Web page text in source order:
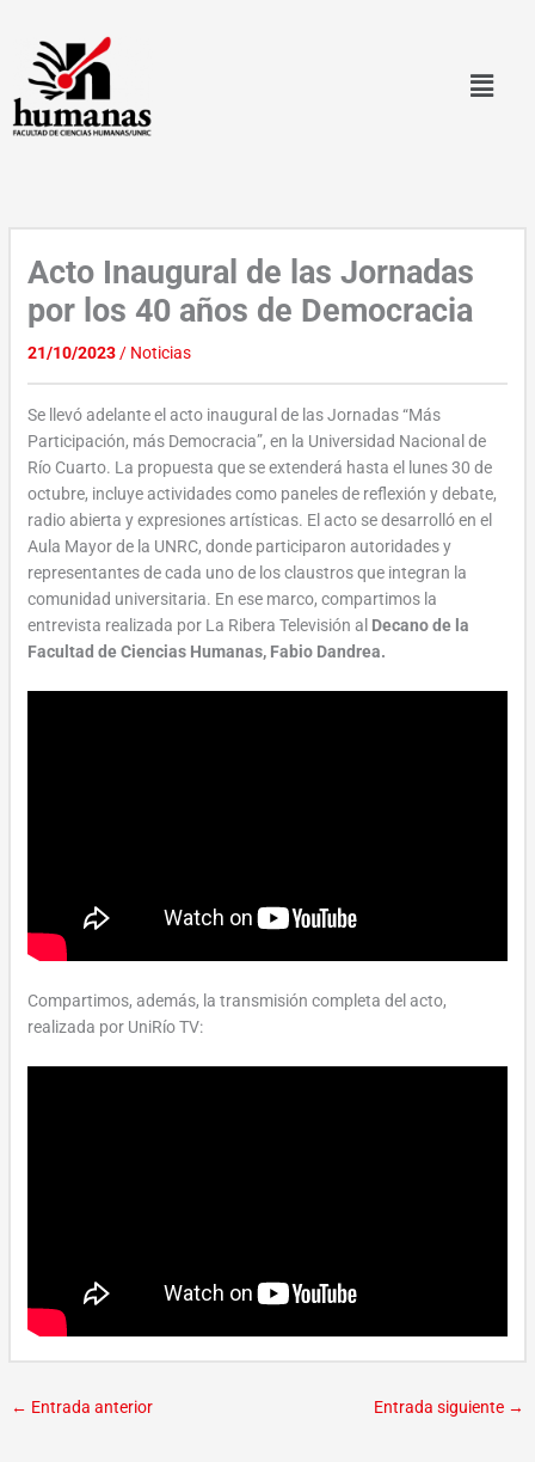
contenido
Acto Inaugural de las Jornadas
por los 40 años de Democracia
21/10/2023/ Noticias
Se llevó adelante el acto inaugural de las Jornadas “Más
Participación, más Democracia”, en la Universidad Nacional de
Río Cuarto. La propuesta que se extenderá hasta el lunes 30 de
octubre, incluye actividades como paneles de reflexión y debate,
radio abierta y expresiones artísticas. El acto se desarrolló en el
Aula Mayor de la UNRC, donde participaron autoridades y
representantes de cada uno de los claustros que integran la
comunidad universitaria. En ese marco, compartimos la
entrevista realizada por La Ribera Televisión al Decano de la
Facultad de Ciencias Humanas, Fabio Dandrea.
Compartimos, además, la transmisión completa del acto,
realizada por UniRío TV:
← Entrada anterior Entrada siguiente →